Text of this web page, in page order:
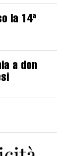
la 14ª
a don